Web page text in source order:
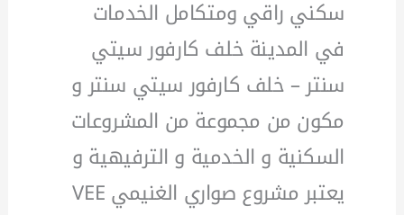
سكني راقي ومتكامل الخدمات
في المدينة خلف كارفور سيتي
سنتر – خلف كارفور سيتي سنتر و
مكون من مجموعة من المشروعات
السكنية و الخدمية و الترفيهية و
يعتبر مشروع صواري الغنيمي VEE